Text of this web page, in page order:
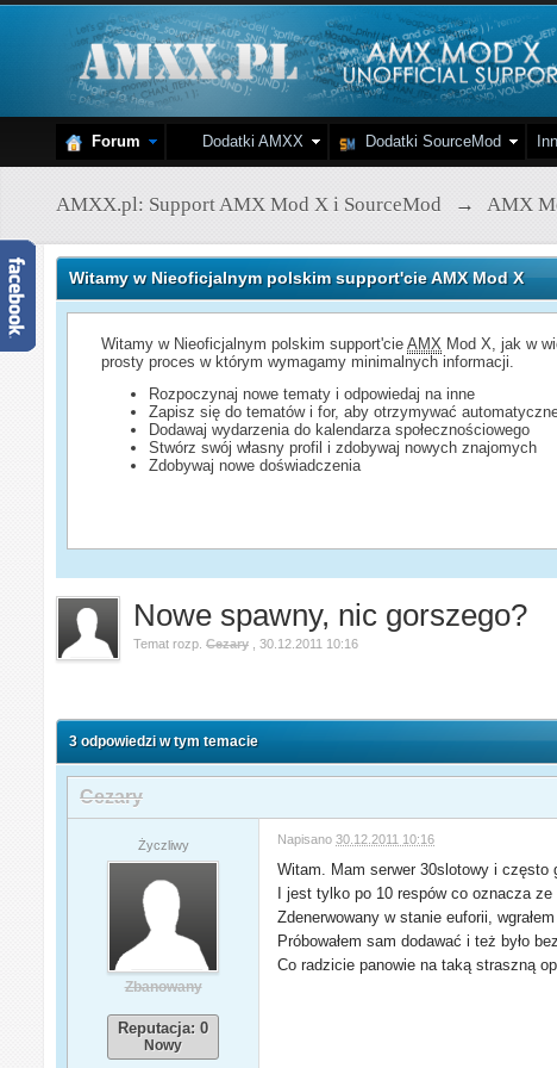
Forum Dodatki AMXX Dodatki SourceMod
AMXX.pl: Support AMX Mod X i SourceMod → AMX
Witamy w Nieoficjalnym polskim support'cie AMX Mod X
Witamy w Nieoficjalnym polskim support'cieAMX Mod X, jak w
prosty proces w którym wymagamy minimalnych informacji.
Rozpoczynaj nowe tematy i odpowiedaj na inne
Zapisz się do tematów i for, aby otrzymywać
Dodawaj wydarzenia do kalendarza społecznościowego
Stwórz swój własny profil i zdobywaj nowych znajomych
Zdobywaj nowe doświadczenia
Nowe spawny, nic gorszego?
Temat rozp.Cezary ,30.12.2011 10:16
3 odpowiedzi w tym temacie
Cezary
Życzliwy
Zbanowany
Reputacja: 0
Nowy
Napisano30.12.2011 10:16
Witam. Mam serwer 30slotowy i często
I jest tylko po 10 respów co oznacza
Zdenerwowany w stanie euforii,
Próbowałem sam dodawać i też było
Co radzicie panowie na taką straszną